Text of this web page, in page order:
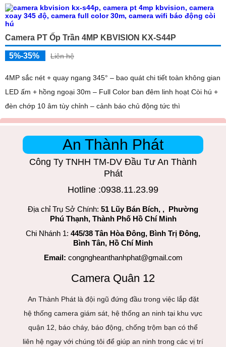
Camera PT Ốp Trần 4MP KBVISION KX-S44P
5%-35% Liên hệ
4MP sắc nét + quay ngang 345° – bao quát chi tiết toàn không gian
LED ấm + hồng ngoại 30m – Full Color ban đêm linh hoạt Còi hú +
đèn chớp 10 âm tùy chỉnh – cảnh báo chủ động tức thì
An Thành Phát
Công Ty TNHH TM-DV Đầu Tư An Thành
Phát
Hotline :0938.11.23.99
Địa chỉ Trụ Sở Chính: 51 Lũy Bán Bích, , Phường
Phú Thạnh, Thành Phố Hồ Chí Minh
Chi Nhánh 1: 445/38 Tân Hòa Đông, Bình Trị Đông,
Bình Tân, Hồ Chí Minh
Email: congngheanthanhphat@gmail.com
Camera Quân 12
An Thành Phát là đội ngũ đứng đầu trong việc lắp đặt
hệ thống camera giám sát, hệ thống an ninh tại khu vực
quận 12, báo cháy, báo động, chống trộm bạn có thể
liên hệ ngay với chúng tôi để giúp an ninh trong các vị trí